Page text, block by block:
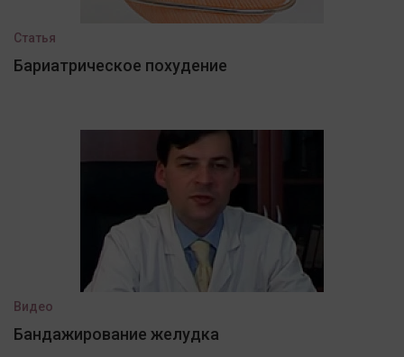
Статья
Бариатрическое похудение
Видео
Бандажирование желудка